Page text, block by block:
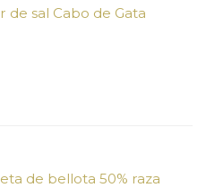
de sal Cabo de Gata
de bellota 50% raza